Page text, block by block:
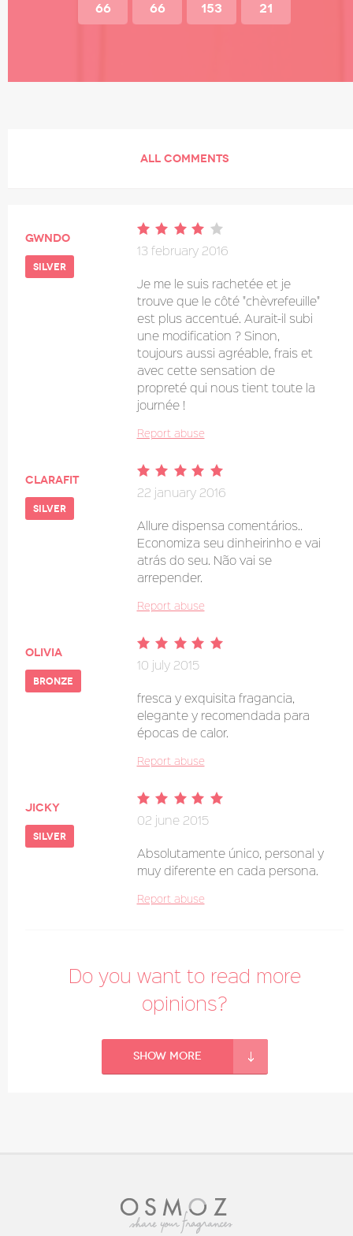
66 66 153 21
ALL COMMENTS
Gwndo
silver
13 february 2016
Je me le suis rachetée et je
trouve que le côté "chèvrefeuille"
est plus accentué. Aurait-il subi
une modification ? Sinon,
toujours aussi agréable, frais et
avec cette sensation de
propreté qui nous tient toute la
journée !
Report abuse
clarafit
silver
22 january 2016
Allure dispensa comentários..
Economiza seu dinheirinho e vai
atrás do seu. Não vai se
arrepender.
Report abuse
olivia
bronze
10 july 2015
fresca y exquisita fragancia,
elegante y recomendada para
épocas de calor.
Report abuse
JICKY
silver
02 june 2015
Absolutamente único, personal y
muy diferente en cada persona.
Report abuse
Do you want to read more
opinions?
Show more